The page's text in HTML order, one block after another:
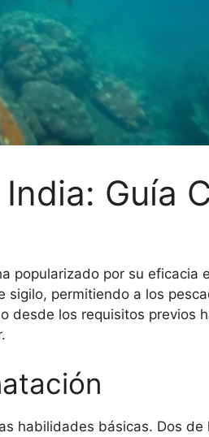
Guía
popularizado por su eficacia
permitiendo a los
desde los requisitos previos
habilidades básicas. Dos